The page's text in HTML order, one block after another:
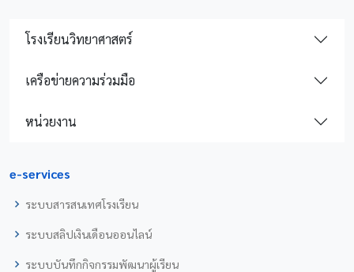
โรงเรียนวิทยาศาสตร์
เครือข่ายความร่วมมือ
หน่วยงาน
e-services
ระบบสารสนเทศโรงเรียน
ระบบสลิปเงินเดือนออนไลน์
ระบบบันทึกกิจกรรมพัฒนาผู้เรียน